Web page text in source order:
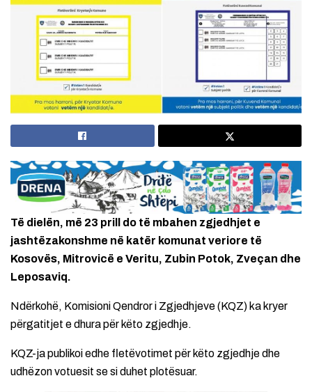
Të dielën, më 23 prill do të mbahen zgjedhjet e
jashtëzakonshme në katër komunat veriore të
Kosovës, Mitrovicë e Veritu, Zubin Potok, Zveçan dhe
Leposaviq.
Ndërkohë, Komisioni Qendror i Zgjedhjeve (KQZ) ka kryer
përgatitjet e dhura për këto zgjedhje.
KQZ-ja publikoi edhe fletëvotimet për këto zgjedhje dhe
udhëzon votuesit se si duhet plotësuar.